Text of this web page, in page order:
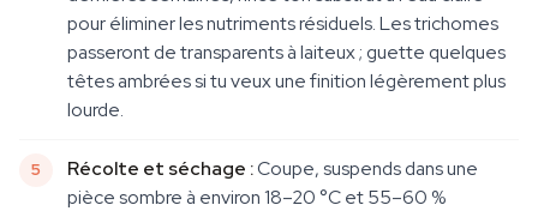
pour éliminer les nutriments résiduels. Les trichomes
passeront de transparents à laiteux ; guette quelques
têtes ambrées si tu veux une finition légèrement plus
lourde.
Récolte et séchage :Coupe, suspends dans une
pièce sombre à environ 18–20 °C et 55–60 %